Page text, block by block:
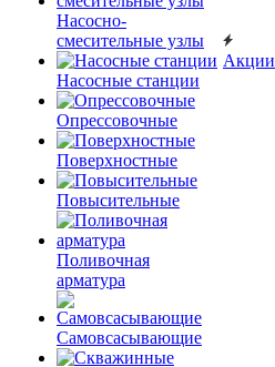
Насосно-
смесительные узлы
Насосные станции
Опрессовочные
Поверхностные
Повысительные
Поливочная
арматура
Самовсасывающие
Акции